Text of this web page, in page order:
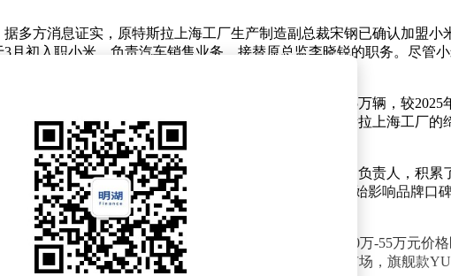
多方消息证实，原特斯拉上海工厂生产制造副总裁宋钢已确认加盟
初入职小米，负责汽车销售业务，接替原总监李晓锐的职务。尽管
露数据，雷军为小米汽车设定的2026年全年交付量为55万辆，较2025
。宋钢的加盟被视为破解这一难题的关键——这位特斯拉上海工厂的
拉全球价格战提供了成本优势。
参与中国销售网络建设，从华南大区总经理到全国销售负责人，积累
随着市场回归理性，交付延期、质量瑕疵等细节问题开始影响品牌口
YU7外，小米计划2026年前推出4-6款新车，形成覆盖20万-55万元价
元中型五座市场，YU7增程版瞄准35万-40万元中大型市场，旗舰款